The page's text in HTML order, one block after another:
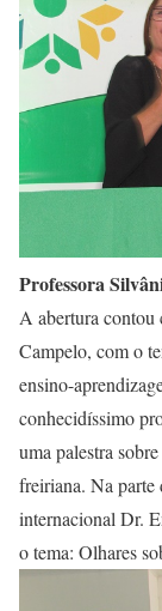
Professora
A abertura contou
Campelo, com o
ensino-
conhecidíssimo
uma palestra
freiriana. Na parte
internacional Dr.
o tema: Olhares